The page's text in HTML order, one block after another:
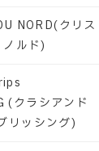
NORD(クリス
ルド)
クラシアンド
リッシング)